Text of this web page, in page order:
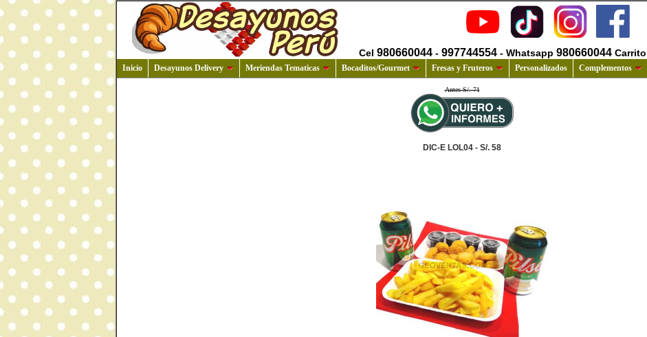
Cel 980660044 - 997744554 - Whatsapp 980660044
Inicio Desayunos Delivery Meriendas Tematicas Bocaditos/Gourmet Fresas y Fruteros Personalizados Complementos
Antes S/. 71
DIC-E LOL04 - S/. 58